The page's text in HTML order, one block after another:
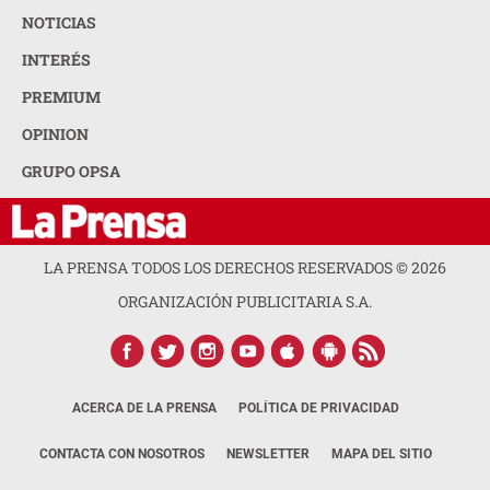
NOTICIAS
INTERÉS
PREMIUM
OPINION
GRUPO OPSA
LA PRENSA TODOS LOS DERECHOS RESERVADOS ©2026
ORGANIZACIÓN PUBLICITARIA S.A.
ACERCA DE LA PRENSA POLÍTICA DE PRIVACIDAD
CONTACTA CON NOSOTROS NEWSLETTER MAPA DEL SITIO